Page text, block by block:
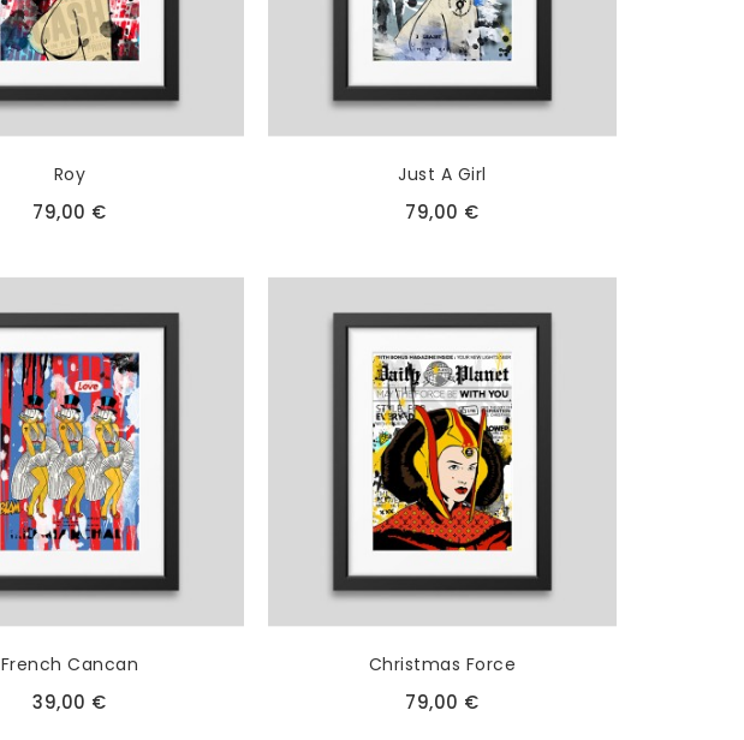
Roy
79,00 €
Just A Girl
79,00 €
French Cancan
39,00 €
Christmas Force
79,00 €